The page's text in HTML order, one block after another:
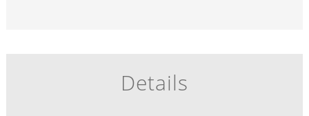
Details